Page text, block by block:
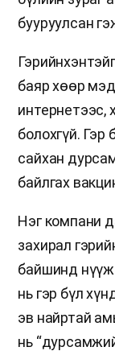
бууруулсан
баяр хөөр
интернетээс,
болохгүй. Гэр
сайхан
байлгах
Нэг компани
захирал
байшинд нүүж
нь гэр бүл
эв найртай
нь